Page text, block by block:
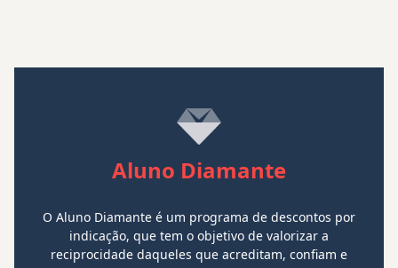
Aluno Diamante
O Aluno Diamante é um programa de descontos por
indicação, que tem o objetivo de valorizar a
reciprocidade daqueles que acreditam, confiam e